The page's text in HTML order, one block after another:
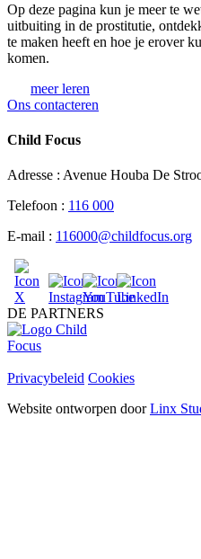
Op deze pagina kun je meer te
uitbuiting in de prostitutie,
te maken heeft en hoe je erover
komen.
meer leren
Ons contacteren
Child Focus
Adresse : Avenue Houba De
Telefoon : 116 000
E-mail : 116000@childfocus.org
DE PARTNERS
Privacybeleid Cookies
Website ontworpen doorLinx